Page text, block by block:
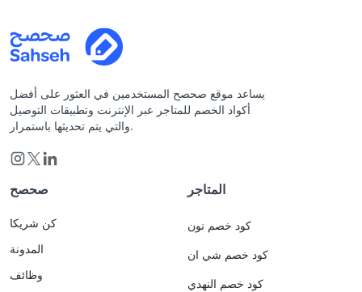
يساعد موقع صحصح المستخدمين في العثور على أفضل
أكواد الخصم للمتاجر عبر الإنترنت وتطبيقات التوصيل
والتي يتم تحديثها باستمرار.
صحصح
كن شريكا
المدونة
وظائف
المتاجر
كود خصم نون
كود خصم شي ان
كود خصم النهدي